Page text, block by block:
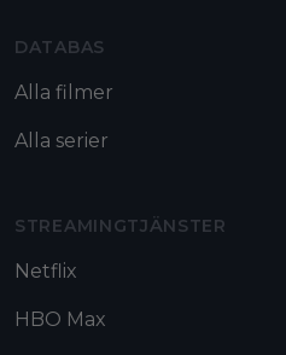
DATABAS
Alla filmer
Alla serier
STREAMINGTJÄNSTER
Netflix
HBO Max